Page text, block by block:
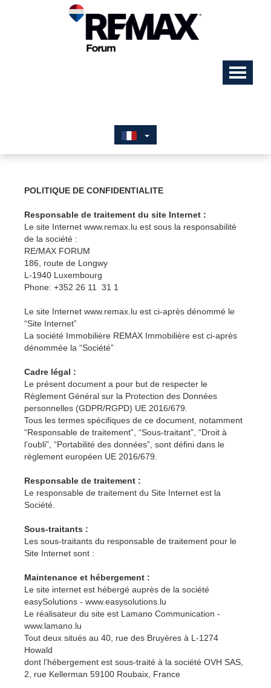
POLITIQUE DE CONFIDENTIALITE
Responsable de traitement du site Internet :
Le site Internet www.remax.lu est sous la responsabilité
de la société :
RE/MAX FORUM
186, route de Longwy
L-1940 Luxembourg
Phone: +352 26 11 31 1
Le site Internet www.remax.lu est ci-après dénommé le
“Site Internet”
La société Immobilière REMAX Immobilière est ci-après
dénommée la “Société”
Cadre légal :
Le présent document a pour but de respecter le
Règlement Général sur la Protection des Données
personnelles (GDPR/RGPD) UE 2016/679.
Tous les termes spécifiques de ce document, notamment
“Responsable de traitement”, “Sous-traitant”, “Droit à
l’oubli”, “Portabilité des données”, sont défini dans le
règlement européen UE 2016/679.
Responsable de traitement :
Le responsable de traitement du Site Internet est la
Société.
Sous-traitants :
Les sous-traitants du responsable de traitement pour le
Site Internet sont :
Maintenance et hébergement :
Le site internet est hébergé auprès de la société
easySolutions - www.easysolutions.lu
Le réalisateur du site est Lamano Communication -
www.lamano.lu
Tout deux situés au 40, rue des Bruyères à L-1274
Howald
dont l’hébergement est sous-traité à la société OVH SAS,
2, rue Kellerman 59100 Roubaix, France